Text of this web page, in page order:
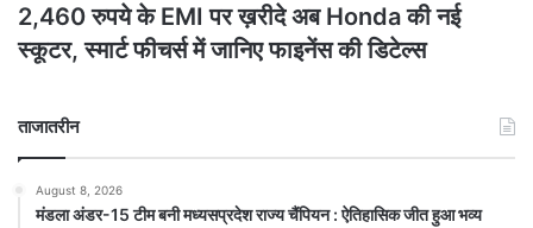
2,460 रुपये के EMI पर ख़रीदे अब Honda की नई
स्कूटर, स्मार्ट फीचर्स में जानिए फाइनेंस की डिटेल्स
ताजातरीन
August 8, 2026
मंडला अंडर-15 टीम बनी मध्यसप्रदेश राज्य चैंपियन : ऐतिहासिक जीत हुआ भव्य